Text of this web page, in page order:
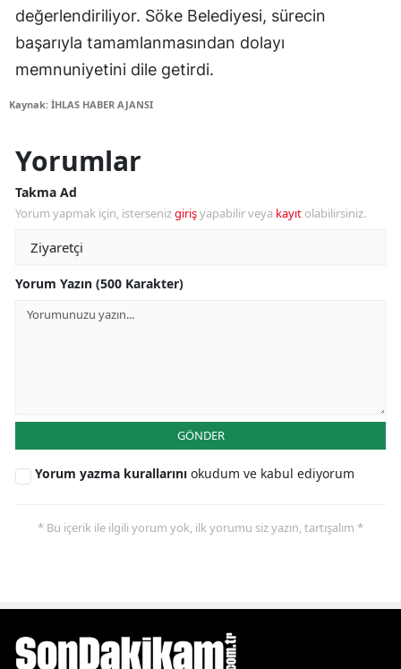
değerlendiriliyor. Söke Belediyesi, sürecin
başarıyla tamamlanmasından dolayı
memnuniyetini dile getirdi.
Kaynak: İHLAS HABER AJANSI
Yorumlar
Takma Ad
Yorum yapmak için, istersenizgirişyapabilir veya kayıt olabilirsiniz.
Yorum Yazın (500 Karakter)
GÖNDER
Yorum yazma kurallarını okudum ve kabul ediyorum
* Bu içerik ile ilgili yorum yok, ilk yorumu siz yazın, tartışalım *